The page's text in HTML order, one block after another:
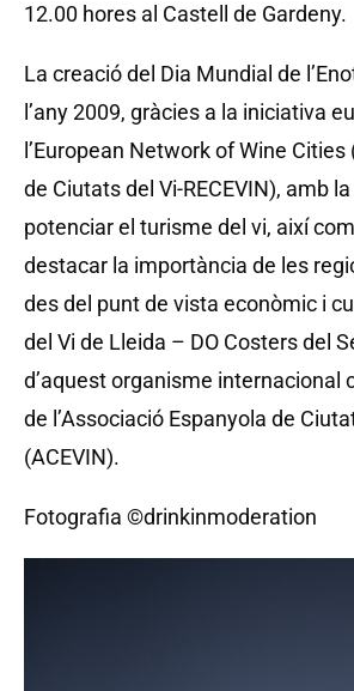
12.00 hores al Castell de Gardeny.
La creació del Dia Mundial de
l’any 2009, gràcies a la iniciativa
l’European Network of Wine Cities
de Ciutats del Vi-RECEVIN), amb
potenciar el turisme del vi, així
destacar la importància de les
des del punt de vista econòmic i
del Vi de Lleida – DO Costers del
d’aquest organisme internacional
de l’Associació Espanyola de
(ACEVIN).
Fotografia ©drinkinmoderation